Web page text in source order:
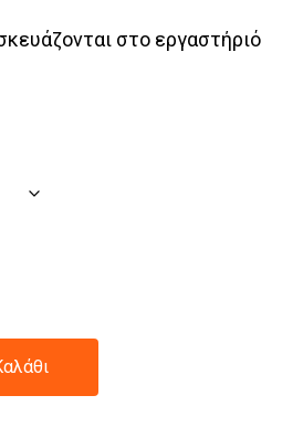
στο εργαστήριό